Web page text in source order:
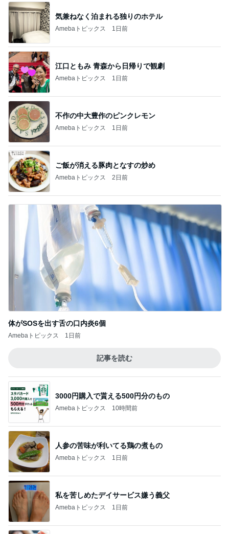
気兼ねなく泊まれる独りのホテル
Amebaトピックス 1日前
江口ともみ 青森から日帰りで観劇
Amebaトピックス 1日前
不作の中大豊作のピンクレモン
Amebaトピックス 1日前
ご飯が消える豚肉となすの炒め
Amebaトピックス 2日前
体がSOSを出す舌の口内炎6個
Amebaトピックス 1日前
記事を読む
3000円購入で貰える500円分のもの
Amebaトピックス 10時間前
人参の苦味が利いてる鶏の煮もの
Amebaトピックス 1日前
私を苦しめたデイサービス嫌う義父
Amebaトピックス 1日前